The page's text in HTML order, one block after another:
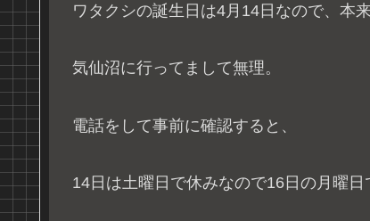
ワタクシの誕生日は4月14日なので、本
気仙沼に行ってまして無理。
電話をして事前に確認すると、
14日は土曜日で休みなので16日の月曜日